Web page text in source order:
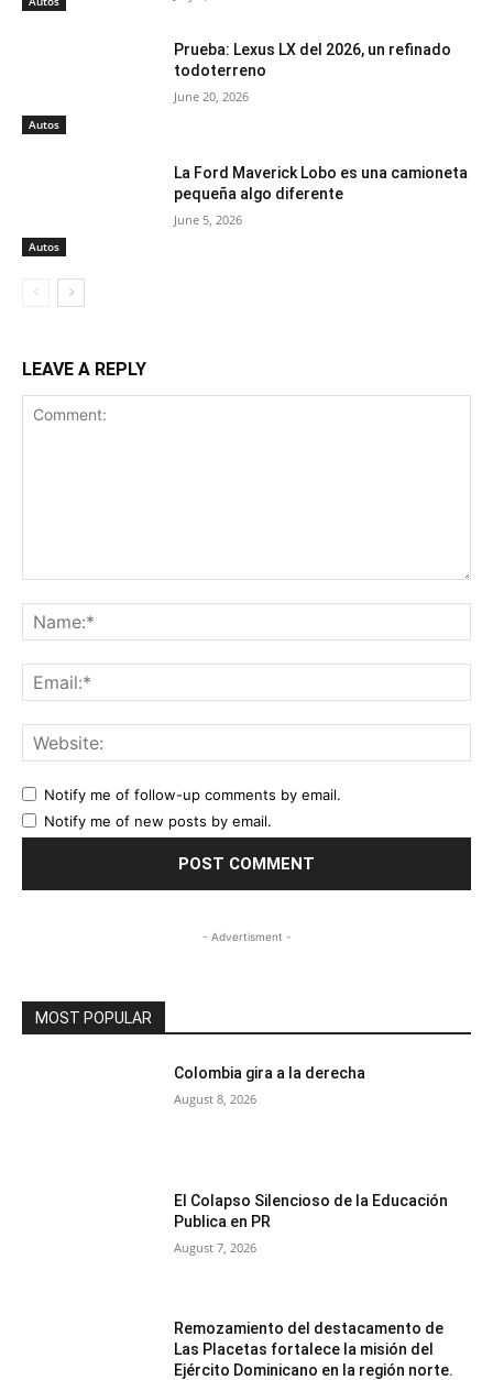
Autos
Prueba: Lexus LX del 2026, un refinado
todoterreno
June 20, 2026
Autos
La Ford Maverick Lobo es una camioneta
pequeña algo diferente
June 5, 2026
LEAVE A REPLY
Notify me of follow-up comments by email.
Notify me of new posts by email.
- Advertisment -
MOST POPULAR
Colombia gira a la derecha
August 8, 2026
El Colapso Silencioso de la Educación
Publica en PR
August 7, 2026
Remozamiento del destacamento de
Las Placetas fortalece la misión del
Ejército Dominicano en la región norte.